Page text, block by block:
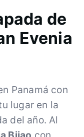
de
Evenia
Panamá con
lugar en la
del año. Al